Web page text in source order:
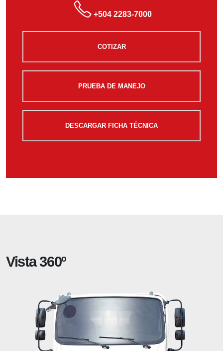
+504 2283-7000
COTIZAR
PRUEBA DE MANEJO
DESCARGAR FICHA TÉCNICA
Vista 360º